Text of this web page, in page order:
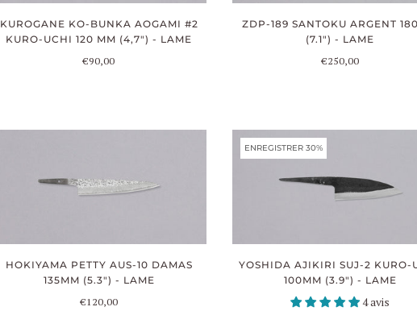
KUROGANE KO-BUNKA AOGAMI #2
KURO-UCHI 120 MM (4,7") - LAME
€90,00
ZDP-189 SANTOKU ARGENT
(7.1") - LAME
€250,00
HOKIYAMA PETTY AUS-10 DAMAS
135MM (5.3") - LAME
€120,00
ENREGISTRER 30%
YOSHIDA AJIKIRI SUJ-2 KURO-
100MM (3.9") - LAME
4 avis